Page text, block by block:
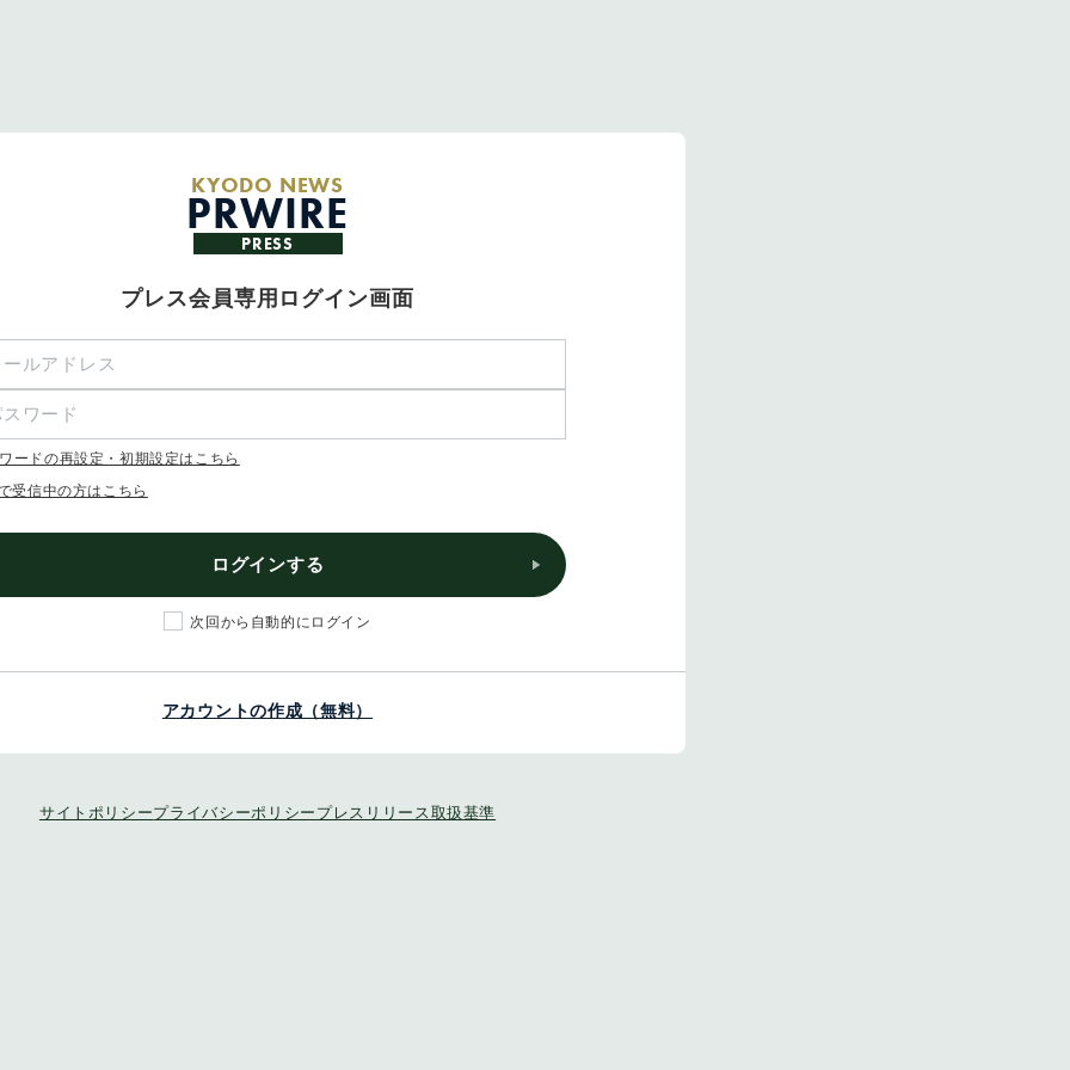
KYODO NEWS
PRWIRE
PRESS
プレス会員専用ログイン画面
ードの再設定・初期設定はこちら
受信中の方はこちら
ログインする
次回から自動的にログイン
アカウントの作成（無料）
サイトポリシープライバシーポリシー プレスリリース取扱基準